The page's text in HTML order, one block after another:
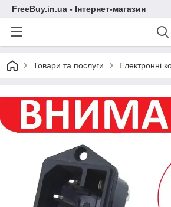
FreeBuy.in.ua - Інтернет-магазин
Товари та послуги Електронні